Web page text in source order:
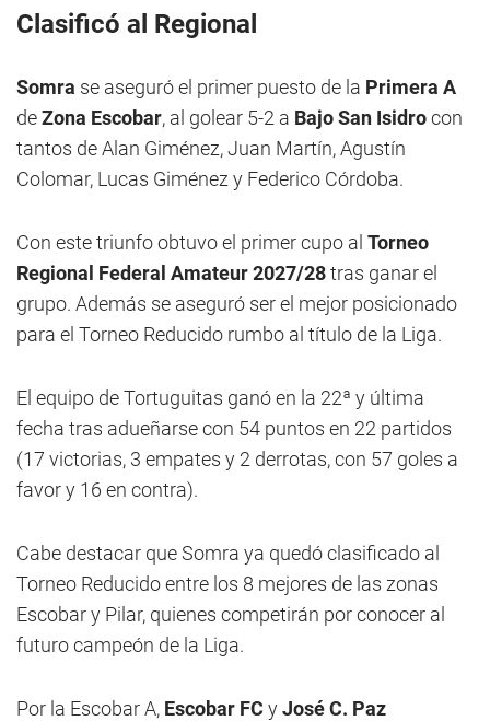
Clasificó al Regional
Somra se aseguró el primer puesto de la Primera A
deZona Escobar, al golear 5-2 a Bajo San Isidrocon
tantos de Alan Giménez, Juan Martín, Agustín
Colomar, Lucas Giménez y Federico Córdoba.
Con este triunfo obtuvo el primer cupo al Torneo
Regional Federal Amateur 2027/28tras ganar el
grupo. Además se aseguró ser el mejor posicionado
para el Torneo Reducido rumbo al título de la Liga.
El equipo de Tortuguitas ganó en la 22ª y última
fecha tras adueñarse con 54 puntos en 22 partidos
(17 victorias, 3 empates y 2 derrotas, con 57 goles a
favor y 16 en contra).
Cabe destacar que Somra ya quedó clasificado al
Torneo Reducido entre los 8 mejores de las zonas
Escobar y Pilar, quienes competirán por conocer al
futuro campeón de la Liga.
Por la Escobar A, Escobar FC yJosé C. Paz